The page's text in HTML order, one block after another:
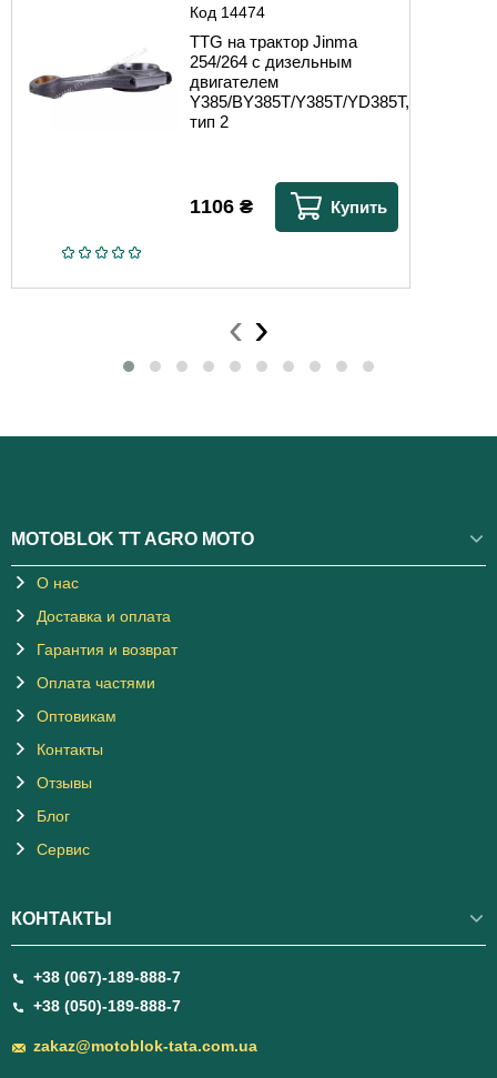
Код 14474
TTG на трактор Jinma
254/264 с дизельным
двигателем
Y385/BY385T/Y385T/YD385T,
тип 2
1106 ₴ Купить
‹ ›
MOTOBLOK TT AGRO MOTO
О нас
Доставка и оплата
Гарантия и возврат
Оплата частями
Оптовикам
Контакты
Отзывы
Блог
Сервис
КОНТАКТЫ
+38 (067)-189-888-7
+38 (050)-189-888-7
zakaz@motoblok-tata.com.ua